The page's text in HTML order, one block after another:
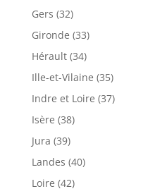
Gers (32)
Gironde (33)
Hérault (34)
Ille-et-Vilaine (35)
Indre et Loire (37)
Isère (38)
Jura (39)
Landes (40)
Loire (42)